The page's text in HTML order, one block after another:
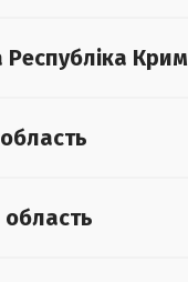
Крим
область
область